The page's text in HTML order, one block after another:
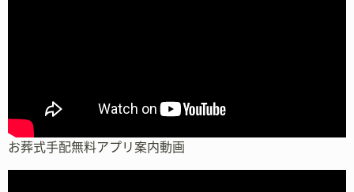
お葬式手配無料アプリ案内動画